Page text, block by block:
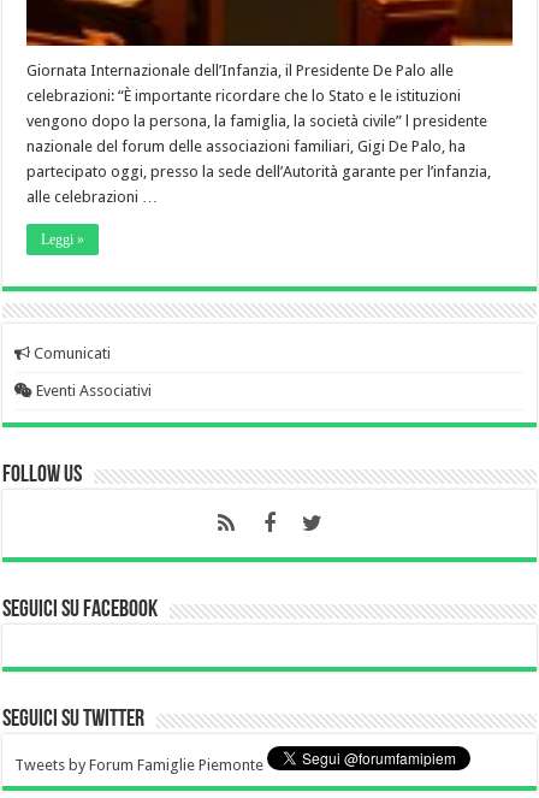
Giornata Internazionale dell’Infanzia, il Presidente De Palo alle
celebrazioni: “È importante ricordare che lo Stato e le istituzioni
vengono dopo la persona, la famiglia, la società civile” l presidente
nazionale del forum delle associazioni familiari, Gigi De Palo, ha
partecipato oggi, presso la sede dell’Autorità garante per l’infanzia,
alle celebrazioni …
Leggi »
Comunicati
Eventi Associativi
Follow Us
Seguici su Facebook
Seguici su Twitter
Tweets by Forum Famiglie Piemonte